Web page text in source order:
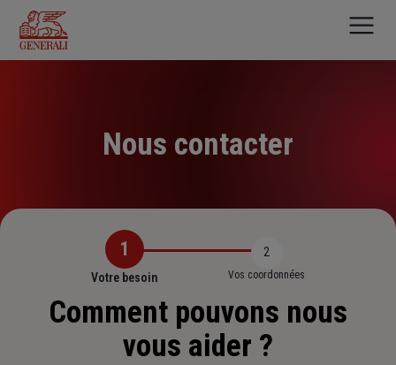
contenu
principal
Nous contacter
1
Votre besoin
2
Vos coordonnées
Comment pouvons nous
vous aider ?